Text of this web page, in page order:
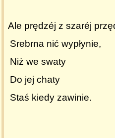
Ale prędzéj z szaréj
Srebrna nić wypłynie,
Niż we swaty
Do jej chaty
Staś kiedy zawinie.